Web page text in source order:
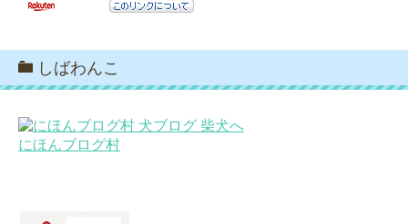
しばわんこ
にほんブログ村